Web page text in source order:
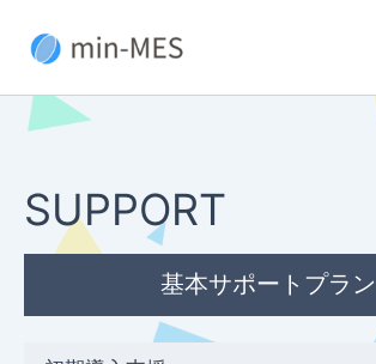
ス
SUPPORT
基本サポートプラン